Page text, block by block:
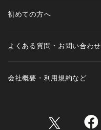
初めての方へ
よくある質問・お問い合わせ
会社概要・利用規約など